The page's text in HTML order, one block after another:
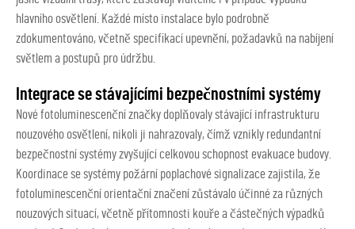
hlavního osvětlení. Každé místo instalace bylo podrobně
zdokumentováno, včetně specifikací upevnění, požadavků na nabíjení
světlem a postupů pro údržbu.
Integrace se stávajícími bezpečnostními systémy
Nové fotoluminescenční značky doplňovaly stávající infrastrukturu
nouzového osvětlení, nikoli ji nahrazovaly, čímž vznikly redundantní
bezpečnostní systémy zvyšující celkovou schopnost evakuace budovy.
Koordinace se systémy požární poplachové signalizace zajistila, že
fotoluminescenční orientační značení zůstávalo účinné za různých
nouzových situací, včetně přítomnosti kouře a částečných výpadků